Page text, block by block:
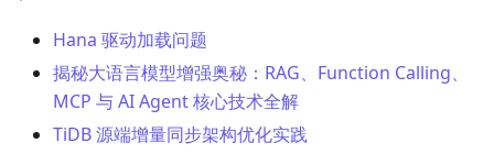
Hana 驱动加载问题
揭秘大语言模型增强奥秘：RAG、Function Calling、
MCP 与 AI Agent 核心技术全解
TiDB 源端增量同步架构优化实践